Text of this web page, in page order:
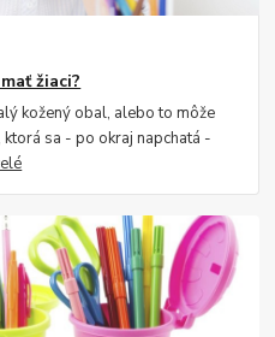
žiaci?
kožený obal, alebo to môže
sa - po okraj napchatá -